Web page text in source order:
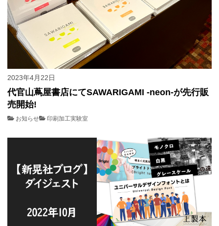
2023年4月22日
代官山蔦屋書店にてSAWARIGAMI -neon-が先行販
売開始!
お知らせ 印刷加工実験室